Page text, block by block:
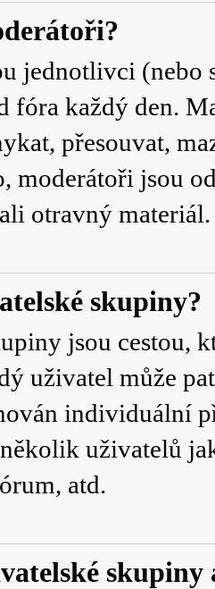
jednotlivci (nebo
fóra každý den.
přesouvat,
moderátoři jsou
otravný materiál.
skupiny?
jsou cestou,
uživatel může
individuální
několik uživatelů
atd.